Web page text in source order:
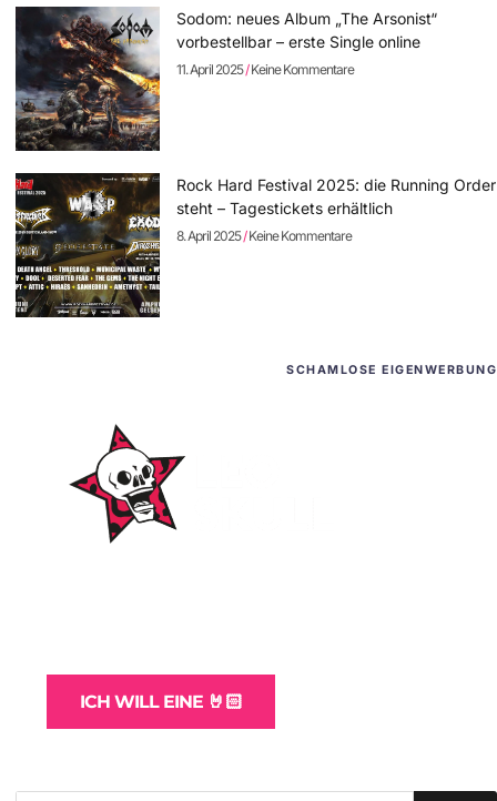
Sodom: neues Album „The Arsonist“
vorbestellbar – erste Single online
11. April 2025 Keine Kommentare
Rock Hard Festival 2025: die Running Order
steht – Tagestickets erhältlich
8. April 2025 Keine Kommentare
SCHAMLOSE EIGENWERBUNG
ICH WILL EINE 🤘🏻